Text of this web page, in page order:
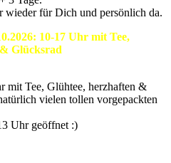
für Dich und persönlich da.
10-17 Uhr mit Tee,
Glücksrad
mit Tee, Glühtee, herzhaften &
vielen tollen vorgepackten
Uhr geöffnet :)